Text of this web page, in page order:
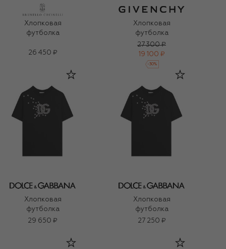
Хлопковая
футболка
26 450 ₽
Хлопковая
футболка
27 300 ₽
19 100 ₽
-30%
Хлопковая
футболка
29 650 ₽
Хлопковая
футболка
27 250 ₽